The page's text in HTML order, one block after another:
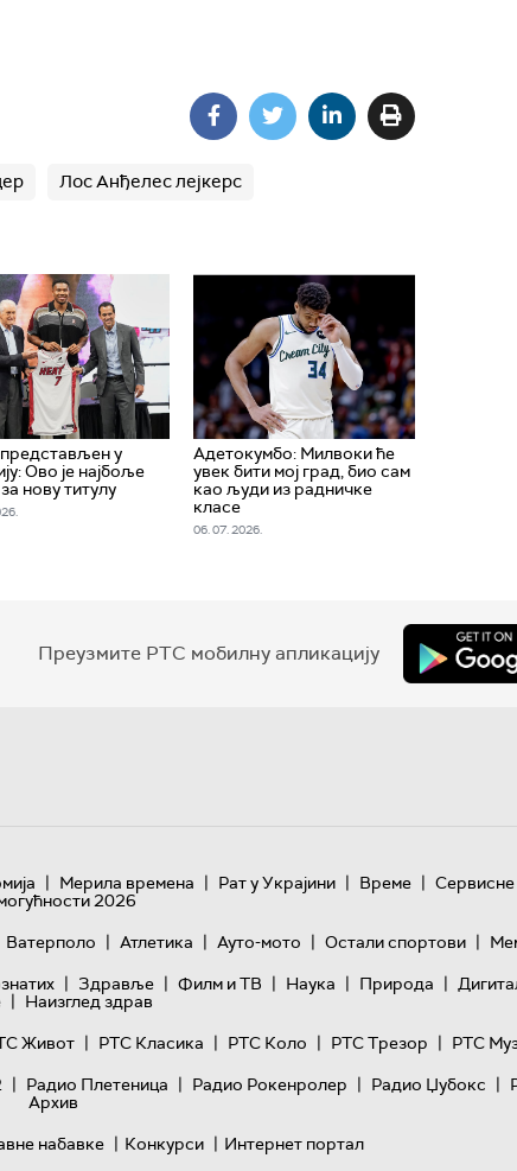
Лос Анђелес лејкерс
у
Ово је најбоље
нову титулу
Адетокумбо: Милвоки ће
увек бити мој град, био сам
као људи из радничке
класе
06. 07. 2026.
Преузмите РТС мобилну апликацију
| Мерила времена | Рат у Украјини | Време | Сервисне
2026
Ватерполо | Атлетика | Ауто-мото | Остали спортови |
| Здравље | Филм и ТВ | Наука | Природа |
| Наизглед здрав
Живот | РТС Класика | РТС Коло | РТС Трезор | РТС
| Радио Плетеница | Радио Рокенролер | Радио Џубокс |
Архив
набавке | Конкурси | Интернет портал